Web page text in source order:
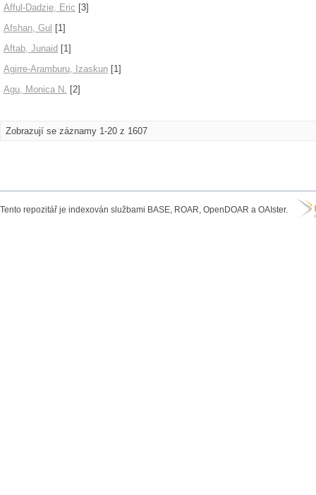
Afful-Dadzie, Eric [3]
Afshan, Gul [1]
Aftab, Junaid [1]
Agirre-Aramburu, Izaskun [1]
Agu, Monica N. [2]
Zobrazují se záznamy 1-20 z 1607
Tento repozitář je indexován službami BASE, ROAR, OpenDOAR a OAIster.